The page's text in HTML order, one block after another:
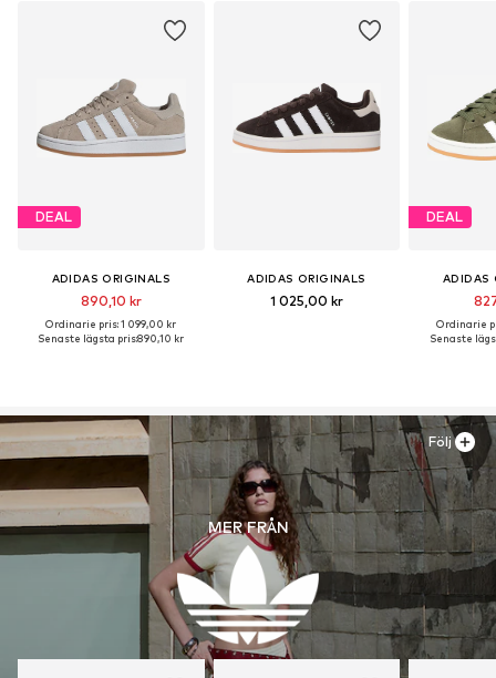
DEAL
ADIDAS ORIGINALS
890,10 kr
Ordinarie pris: 1 099,00 kr
Senaste lägsta pris:890,10 kr
ADIDAS ORIGINALS
1 025,00 kr
DEAL
ADIDAS
Ordinarie
Senaste
MER FRÅN
Följ